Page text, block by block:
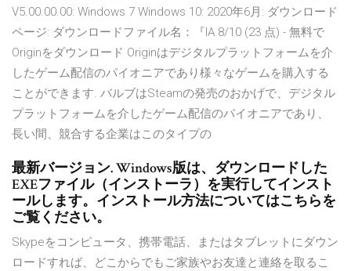
V5.00.00.00: Windows 7 Windows 10: 2020年6月: ダウンロード
ページ: ダウンロードファイル名：『IA 8/10 (23 点) - 無料で
Originをダウンロード Originはデジタルプラットフォームを介
したゲーム配信のパイオニアであり様々なゲームを購入する
ことができます. バルブはSteamの発売のおかげで、デジタル
プラットフォームを介したゲーム配信のパイオニアであり、
長い間、競合する企業はこのタイプの
最新バージョン. Windows版は、ダウンロードした
EXEファイル（インストーラ）を実行してインスト
ールします。インストール方法についてはこちらを
ご覧ください。
Skypeをコンピュータ、携帯電話、またはタブレットにダウン
ロードすれば、どこからでもご家族やお友達と連絡を取るこ